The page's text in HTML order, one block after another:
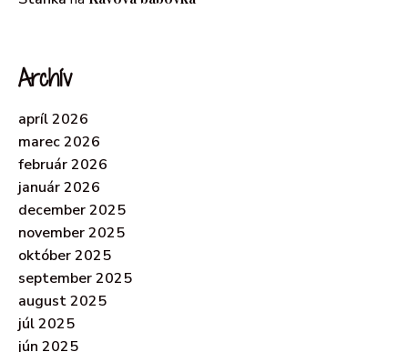
Archív
apríl 2026
marec 2026
február 2026
január 2026
december 2025
november 2025
október 2025
september 2025
august 2025
júl 2025
jún 2025